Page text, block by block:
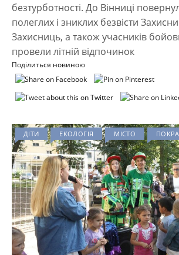
безтурботності. До Вінниці
полеглих і зниклих безвісти
Захисниць, а також учасників
провели літній відпочинок
Поділиться новиною
ДІТИ ЕКОЛОГІЯ МІСТО